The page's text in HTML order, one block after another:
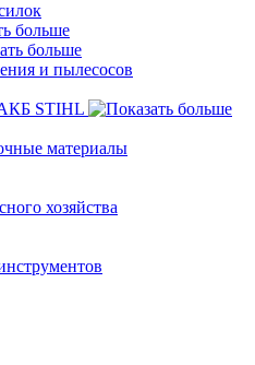
и пылесосов
АКБ STIHL
материалы
хозяйства